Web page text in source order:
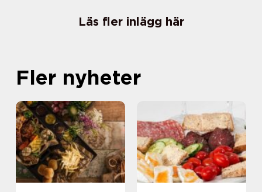
Läs fler inlägg här
Fler nyheter